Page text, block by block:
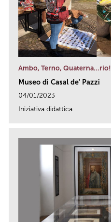
Ambo, Terno, Quaterna…rio!
Museo di Casal de' Pazzi
04/01/2023
Iniziativa didattica